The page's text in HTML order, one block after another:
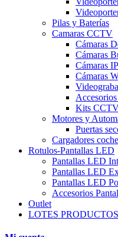
Pilas y Baterías
Camaras CCTV
Cámaras
Cámaras
Cámaras IP
Cámaras
Kits
Motores y
Puertas
Cargadores
Rotulos-Pantallas LED
Pantallas LED
Pantallas LED
Pantallas LED
Accesorios
Outlet
LOTES